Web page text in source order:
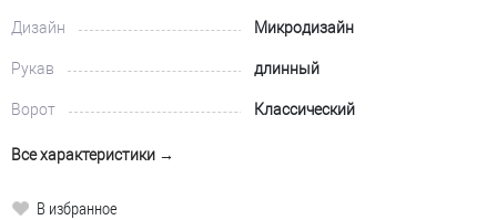
Дизайн Микродизайн
Рукав длинный
Ворот Классический
Все характеристики →
В избранное